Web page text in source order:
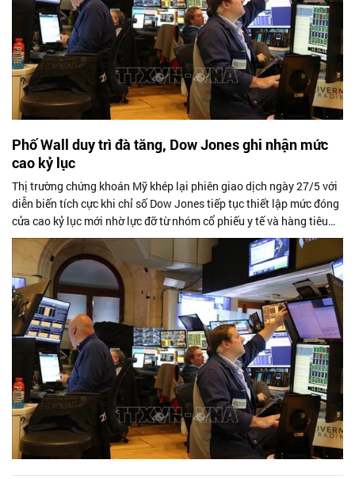
Phố Wall duy trì đà tăng, Dow Jones ghi nhận mức
cao kỷ lục
Thị trường chứng khoán Mỹ khép lại phiên giao dịch ngày 27/5 với
diễn biến tích cực khi chỉ số Dow Jones tiếp tục thiết lập mức đóng
cửa cao kỷ lục mới nhờ lực đỡ từ nhóm cổ phiếu y tế và hàng tiêu
dùng....